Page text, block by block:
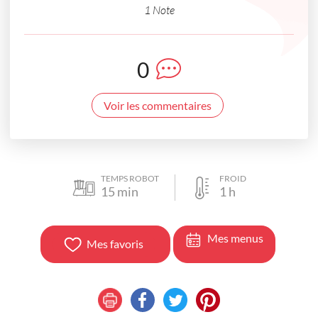
1 Note
0
Voir les commentaires
TEMPS ROBOT
15 min
FROID
1 h
Mes favoris Mes menus